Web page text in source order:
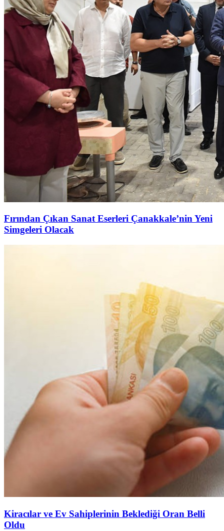
Fırından Çıkan Sanat Eserleri Çanakkale’nin Yeni
Simgeleri Olacak
Kiracılar ve Ev Sahiplerinin Beklediği Oran Belli
Oldu